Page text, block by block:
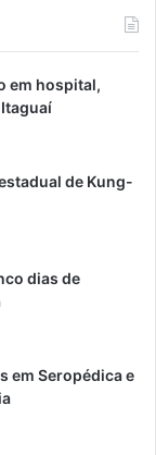
em hospital,
de Kung-
dias de
em Seropédica e